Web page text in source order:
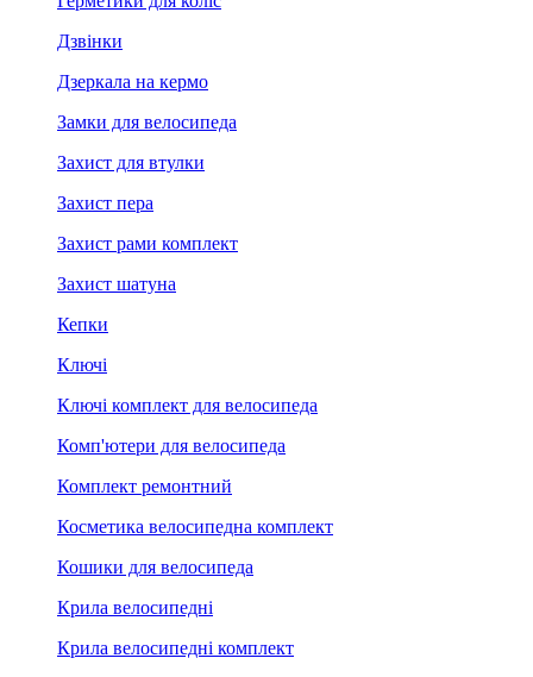
Дзвінки
Дзеркала на кермо
Замки для велосипеда
Захист для втулки
Захист пера
Захист рами комплект
Захист шатуна
Кепки
Ключі
Ключі комплект для велосипеда
Комп'ютери для велосипеда
Комплект ремонтний
Косметика велосипедна комплект
Кошики для велосипеда
Крила велосипедні
Крила велосипедні комплект